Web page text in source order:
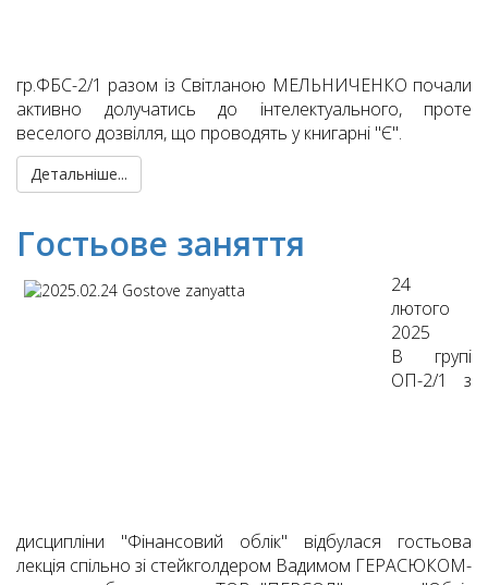
гр.ФБС-2/1 разом із Світланою МЕЛЬНИЧЕНКО почали
активно долучатись до інтелектуального, проте
веселого дозвілля, що проводять у книгарні "Є".
Детальніше...
Гостьове заняття
24
лютого
2025
В групі
ОП-2/1 з
дисципліни "Фінансовий облік" відбулася гостьова
лекція спільно зі стейкголдером Вадимом ГЕРАСЮКОМ-